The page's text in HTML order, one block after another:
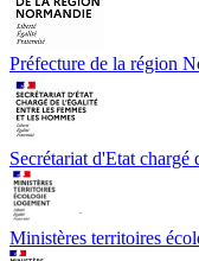
Préfecture de la région
Secrétariat d'Etat chargé
Ministères territoires